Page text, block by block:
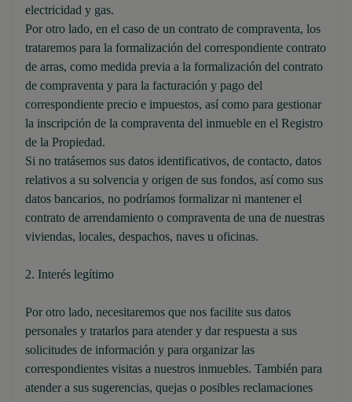
electricidad y gas.
Por otro lado, en el caso de un contrato de compraventa, los
trataremos para la formalización del correspondiente contrato
de arras, como medida previa a la formalización del contrato
de compraventa y para la facturación y pago del
correspondiente precio e impuestos, así como para gestionar
la inscripción de la compraventa del inmueble en el Registro
de la Propiedad.
Si no tratásemos sus datos identificativos, de contacto, datos
relativos a su solvencia y origen de sus fondos, así como sus
datos bancarios, no podríamos formalizar ni mantener el
contrato de arrendamiento o compraventa de una de nuestras
viviendas, locales, despachos, naves u oficinas.
2. Interés legítimo
Por otro lado, necesitaremos que nos facilite sus datos
personales y tratarlos para atender y dar respuesta a sus
solicitudes de información y para organizar las
correspondientes visitas a nuestros inmuebles. También para
atender a sus sugerencias, quejas o posibles reclamaciones